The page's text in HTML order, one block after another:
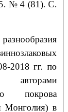
№ 4 (81). С.
2018 гг. по
авторами
покрова
Монголия) в